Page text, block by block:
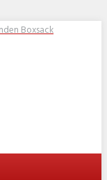
Boxsack